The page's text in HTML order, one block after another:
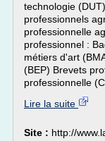
technologie
professionnels
professionnelle
professionnel :
métiers d'art
(BEP) Brevets
professionnelle
Lire la suite
Site : http://